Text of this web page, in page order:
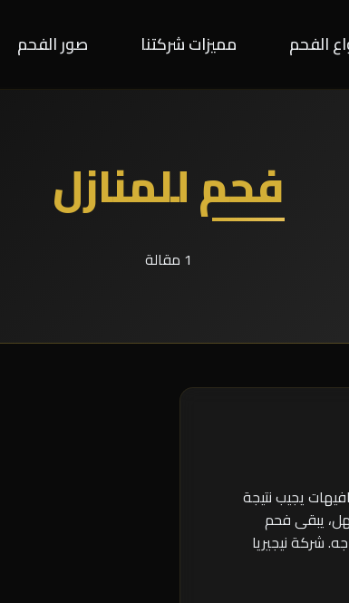
الفحم مميزات شركتنا صور الفحم
فحم للمنازل
1 مقالة
يجيب نتيجة
يبقى فحم
شركة نيجيريا